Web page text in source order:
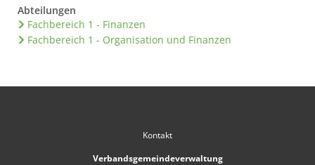
Abteilungen
Fachbereich 1 - Finanzen
Fachbereich 1 - Organisation und Finanzen
Kontakt
Verbandsgemeindeverwaltung